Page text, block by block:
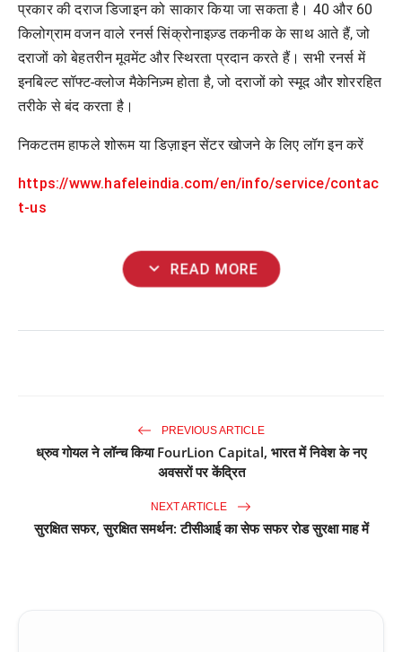
प्रकार की दराज डिजाइन को साकार किया जा सकता है। 40 और 60
किलोग्राम वजन वाले रनर्स सिंक्रोनाइज़्ड तकनीक के साथ आते हैं, जो
दराजों को बेहतरीन मूवमेंट और स्थिरता प्रदान करते हैं। सभी रनर्स में
इनबिल्ट सॉफ्ट-क्लोज मैकेनिज़्म होता है, जो दराजों को स्मूद और शोररहित
तरीके से बंद करता है।
निकटतम हाफले शोरूम या डिज़ाइन सेंटर खोजने के लिए लॉग इन करें
https://www.hafeleindia.com/en/info/service/contac
t-us
expand_more READ MORE
PREVIOUS ARTICLE
ध्रुव गोयल ने लॉन्च किया FourLion Capital, भारत में निवेश के नए
अवसरों पर केंद्रित
NEXT ARTICLE
सुरक्षित सफर, सुरक्षित समर्थन: टीसीआई का सेफ सफर रोड सुरक्षा माह में